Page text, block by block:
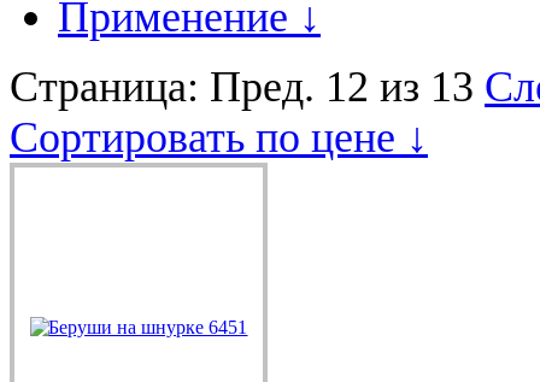
Применение ↓
Страница: Пред. 12 из 13
Сортировать по цене ↓